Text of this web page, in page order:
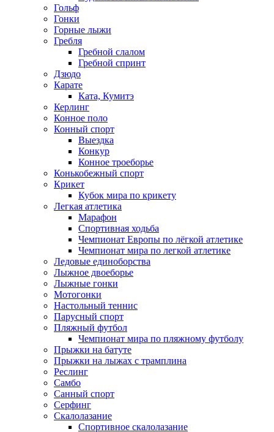
Гольф
Гонки
Горные лыжи
Гребля
Гребной слалом
Гребной спринт
Дзюдо
Карате
Ката, Кумитэ
Керлинг
Конное поло
Конный спорт
Выездка
Конкур
Конное троеборье
Конькобежный спорт
Крикет
Кубок мира по крикету
Легкая атлетика
Марафон
Спортивная ходьба
Чемпионат Европы по лёгкой атлетике
Чемпионат мира по легкой атлетике
Ледовые единоборства
Лыжное двоеборье
Лыжные гонки
Мотогонки
Настольный теннис
Парусный спорт
Пляжный футбол
Чемпионат мира по пляжному футболу
Прыжки на батуте
Прыжки на лыжах с трамплина
Реслинг
Самбо
Санный спорт
Серфинг
Скалолазание
Спортивное скалолазание